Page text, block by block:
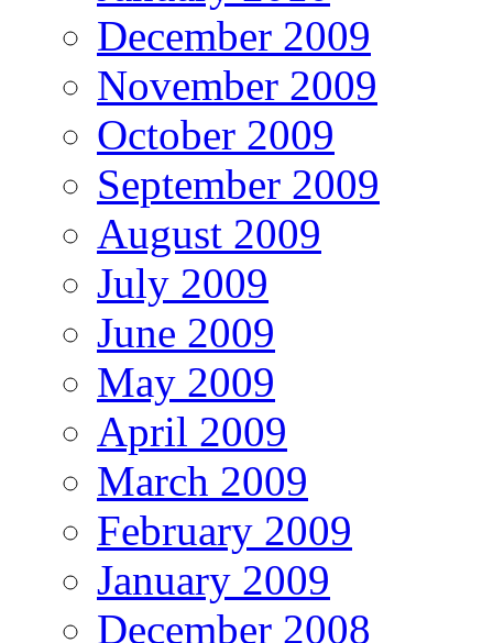
December 2009
November 2009
October 2009
September 2009
August 2009
July 2009
June 2009
May 2009
April 2009
March 2009
February 2009
January 2009
December 2008